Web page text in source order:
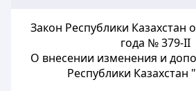
Закон Республики Казахстан
года № 379-II
О внесении изменения и
Республики Казахстан